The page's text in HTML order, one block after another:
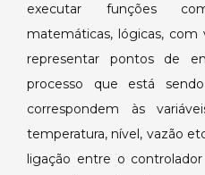
executar funções
matemáticas, lógicas,
representar pontos de
processo que está
correspondem às
temperatura, nível, vazão
ligação entre o